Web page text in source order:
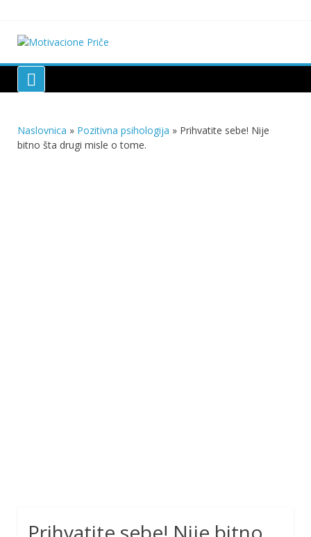
content
Motivacione Priče
Naslovnica » Pozitivna psihologija » Prihvatite sebe! Nije
bitno šta drugi misle o tome.